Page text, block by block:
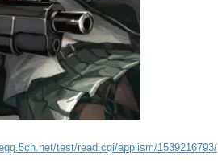
test/read.cgi/applism/1539216793/